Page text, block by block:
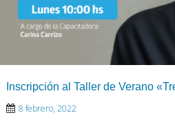
Inscripción al Taller de Verano
8 febrero, 2022